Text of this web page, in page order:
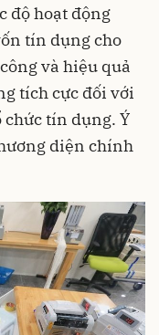
độ hoạt động
tín dụng cho
và hiệu quả
tích cực đối với
tín dụng. Ý
diện chính